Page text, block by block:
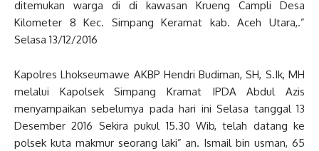
ditemukan warga di di kawasan Krueng Campli Desa
Kilometer 8 Kec. Simpang Keramat kab. Aceh Utara,.”
Selasa 13/12/2016
Kapolres Lhokseumawe AKBP Hendri Budiman, SH, S.Ik, MH
melalui Kapolsek Simpang Kramat IPDA Abdul Azis
menyampaikan sebelumya pada hari ini Selasa tanggal 13
Desember 2016 Sekira pukul 15.30 Wib, telah datang ke
polsek kuta makmur seorang laki” an. Ismail bin usman, 65